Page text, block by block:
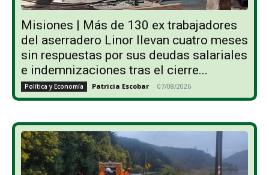
Misiones | Más de 130 ex trabajadores
del aserradero Linor llevan cuatro meses
sin respuestas por sus deudas salariales
e indemnizaciones tras el cierre...
Política y Economía Patricia Escobar - 07/08/2026